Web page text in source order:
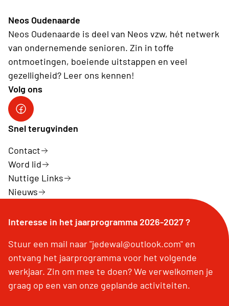
Neos Oudenaarde
Neos Oudenaarde is deel van Neos vzw, hét netwerk
van ondernemende senioren. Zin in toffe
ontmoetingen, boeiende uitstappen en veel
gezelligheid? Leer ons kennen!
Volg ons
Facebook
Snel terugvinden
Contact
Word lid
Nuttige Links
Nieuws
Interesse in het jaarprogramma 2026-2027 ?
Stuur een mail naar "jedewal@outlook.com" en
ontvang het jaarprogramma voor het volgende
werkjaar. Zin om mee te doen? We verwelkomen je
graag op een van onze geplande activiteiten.